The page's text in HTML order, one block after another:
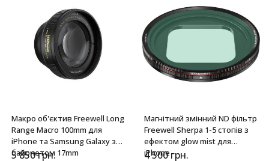
Макро об'єктив Freewell Long
Range Macro 100mm для
iPhone та Samsung Galaxy з
байонетом 17mm
5 850грн.
Магнітний змінний ND фільтр
Freewell Sherpa 1-5 стопів з
ефектом glow mist для
iPhone
4 500 грн.